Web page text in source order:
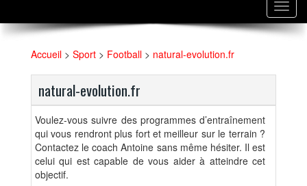
Accueil > Sport > Football > natural-evolution.fr
natural-evolution.fr
Voulez-vous suivre des programmes d’entraînement
qui vous rendront plus fort et meilleur sur le terrain ?
Contactez le coach Antoine sans même hésiter. Il est
celui qui est capable de vous aider à atteindre cet
objectif.